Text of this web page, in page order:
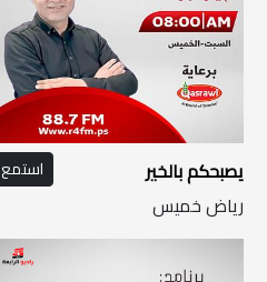
يصبحكم بالخير استمع
رياض خميس